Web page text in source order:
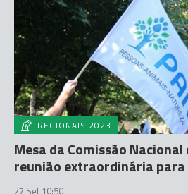
REGIONAIS 2023
Mesa da Comissão Nacional
reunião extraordinária
27 Set 10:50